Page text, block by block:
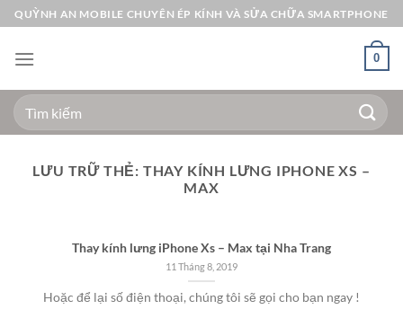
Bỏ
qua
nội
QUỲNH AN MOBILE CHUYÊN ÉP KÍNH VÀ SỬA CHỮA SMARTPHONE
0
Tìm
kiếm:
LƯU TRỮ THẺ: THAY KÍNH LƯNG IPHONE XS –
MAX
Thay kính lưng iPhone Xs – Max tại Nha Trang
11 Tháng 8, 2019
Hoặc để lại số điện thoại, chúng tôi sẽ gọi cho bạn ngay !